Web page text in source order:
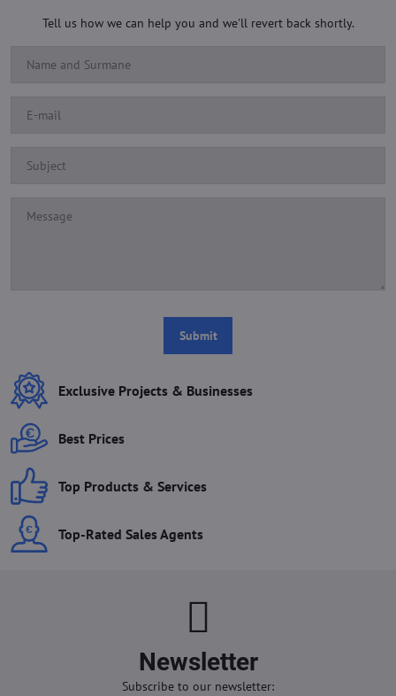
Tell us how we can help you and we'll revert back shortly.
Submit
Exclusive Projects & Businesses
Best Prices
Top Products & Services
Top-Rated Sales Agents
Newsletter
Subscribe to our newsletter: